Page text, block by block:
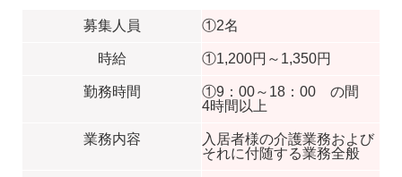
募集人員 ①2名
時給 ①1,200円～1,350円
勤務時間
①9：00～18：00 の間
4時間以上
業務内容
入居者様の介護業務および
それに付随する業務全般